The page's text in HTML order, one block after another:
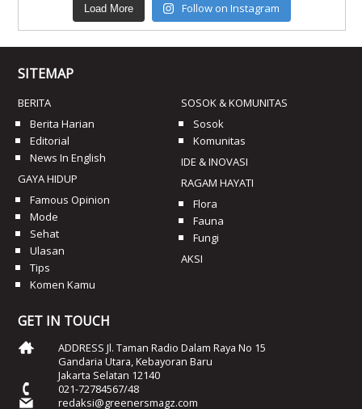
Load More Follow on Instagram
SITEMAP
BERITA
Berita Harian
Editorial
News In English
GAYA HIDUP
Famous Opinion
Mode
Sehat
Ulasan
Tips
Komen Kamu
SOSOK & KOMUNITAS
Sosok
Komunitas
IDE & INOVASI
RAGAM HAYATI
Flora
Fauna
Fungi
AKSI
GET IN TOUCH
ADDRESS Jl. Taman Radio Dalam Raya No 15
Gandaria Utara, Kebayoran Baru
Jakarta Selatan 12140
021-72784567/48
redaksi@greenersmagz.com